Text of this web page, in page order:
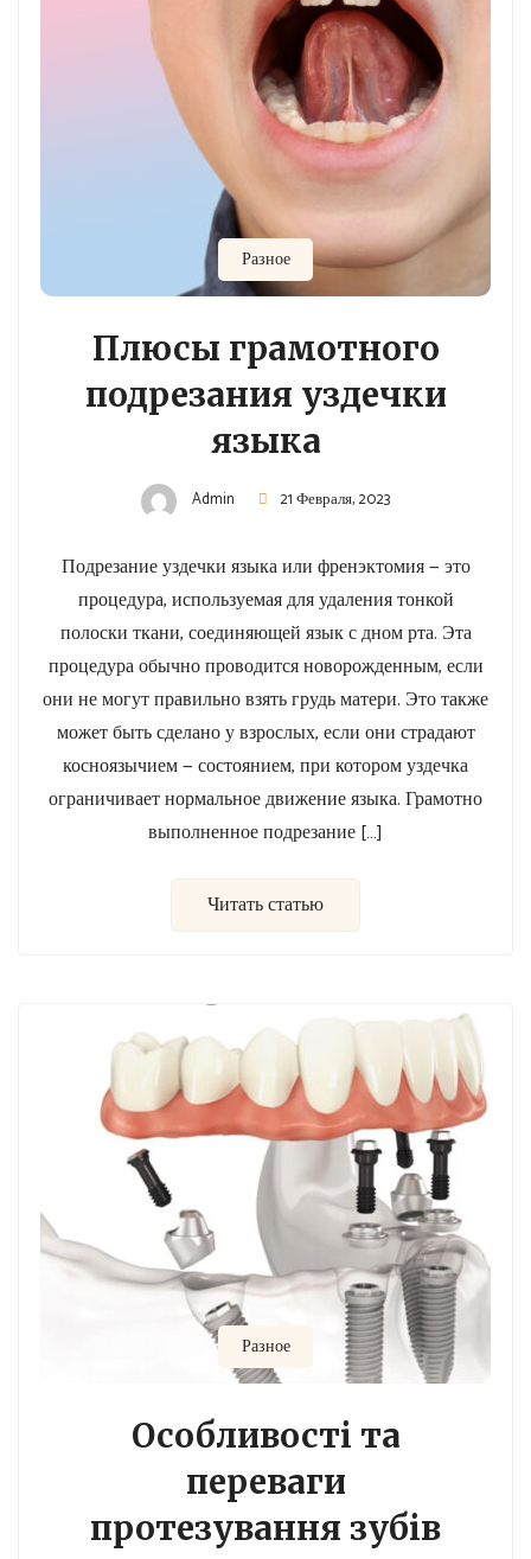
Разное
Плюсы грамотного
подрезания уздечки
языка
Admin 21 Февраля, 2023
Подрезание уздечки языка или френэктомия — это
процедура, используемая для удаления тонкой
полоски ткани, соединяющей язык с дном рта. Эта
процедура обычно проводится новорожденным, если
они не могут правильно взять грудь матери. Это также
может быть сделано у взрослых, если они страдают
косноязычием — состоянием, при котором уздечка
ограничивает нормальное движение языка. Грамотно
выполненное подрезание […]
Читать статью
Разное
Особливості та
переваги
протезування зубів